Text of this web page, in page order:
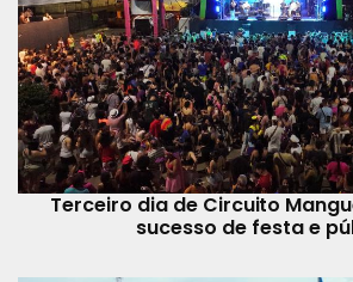
Terceiro dia de Circuito
sucesso de festa e